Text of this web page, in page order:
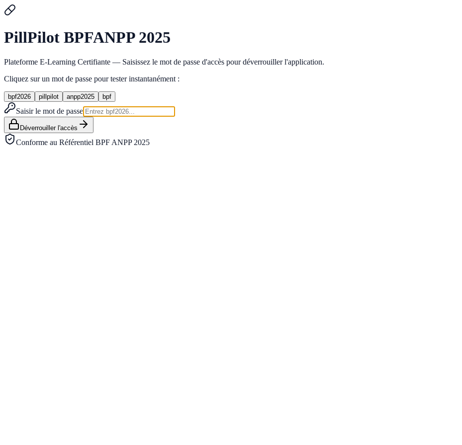
PillPilot BPFANPP 2025
Plateforme E-Learning Certifiante — Saisissez le mot de passe d'accès pour déverrouiller l'application.
Cliquez sur un mot de passe pour tester instantanément :
bpf2026 pillpilot anpp2025 bpf
Saisir le mot de passe
Déverrouiller l'accès
Conforme au Référentiel BPF ANPP 2025